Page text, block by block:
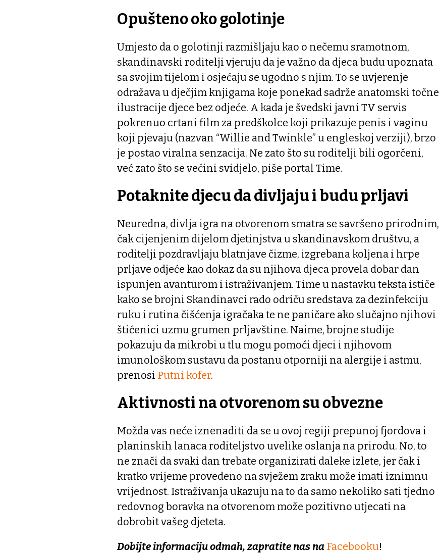
Opušteno oko golotinje
Umjesto da o golotinji razmišljaju kao o nečemu sramotnom,
skandinavski roditelji vjeruju da je važno da djeca budu upoznata
sa svojim tijelom i osjećaju se ugodno s njim. To se uvjerenje
odražava u dječjim knjigama koje ponekad sadrže anatomski točne
ilustracije djece bez odjeće. A kada je švedski javni TV servis
pokrenuo crtani film za predškolce koji prikazuje penis i vaginu
koji pjevaju (nazvan “Willie and Twinkle” u engleskoj verziji), brzo
je postao viralna senzacija. Ne zato što su roditelji bili ogorčeni,
već zato što se većini svidjelo, piše portal Time.
Potaknite djecu da divljaju i budu prljavi
Neuredna, divlja igra na otvorenom smatra se savršeno prirodnim,
čak cijenjenim dijelom djetinjstva u skandinavskom društvu, a
roditelji pozdravljaju blatnjave čizme, izgrebana koljena i hrpe
prljave odjeće kao dokaz da su njihova djeca provela dobar dan
ispunjen avanturom i istraživanjem. Time u nastavku teksta ističe
kako se brojni Skandinavci rado odriču sredstava za dezinfekciju
ruku i rutina čišćenja igračaka te ne paničare ako slučajno njihovi
štićenici uzmu grumen prljavštine. Naime, brojne studije
pokazuju da mikrobi u tlu mogu pomoći djeci i njihovom
imunološkom sustavu da postanu otporniji na alergije i astmu,
prenosi Putni kofer.
Aktivnosti na otvorenom su obvezne
Možda vas neće iznenaditi da se u ovoj regiji prepunoj fjordova i
planinskih lanaca roditeljstvo uvelike oslanja na prirodu. No, to
ne znači da svaki dan trebate organizirati daleke izlete, jer čak i
kratko vrijeme provedeno na svježem zraku može imati iznimnu
vrijednost. Istraživanja ukazuju na to da samo nekoliko sati tjedno
redovnog boravka na otvorenom može pozitivno utjecati na
dobrobit vašeg djeteta.
Dobijte informaciju odmah, zapratite nas na Facebooku!